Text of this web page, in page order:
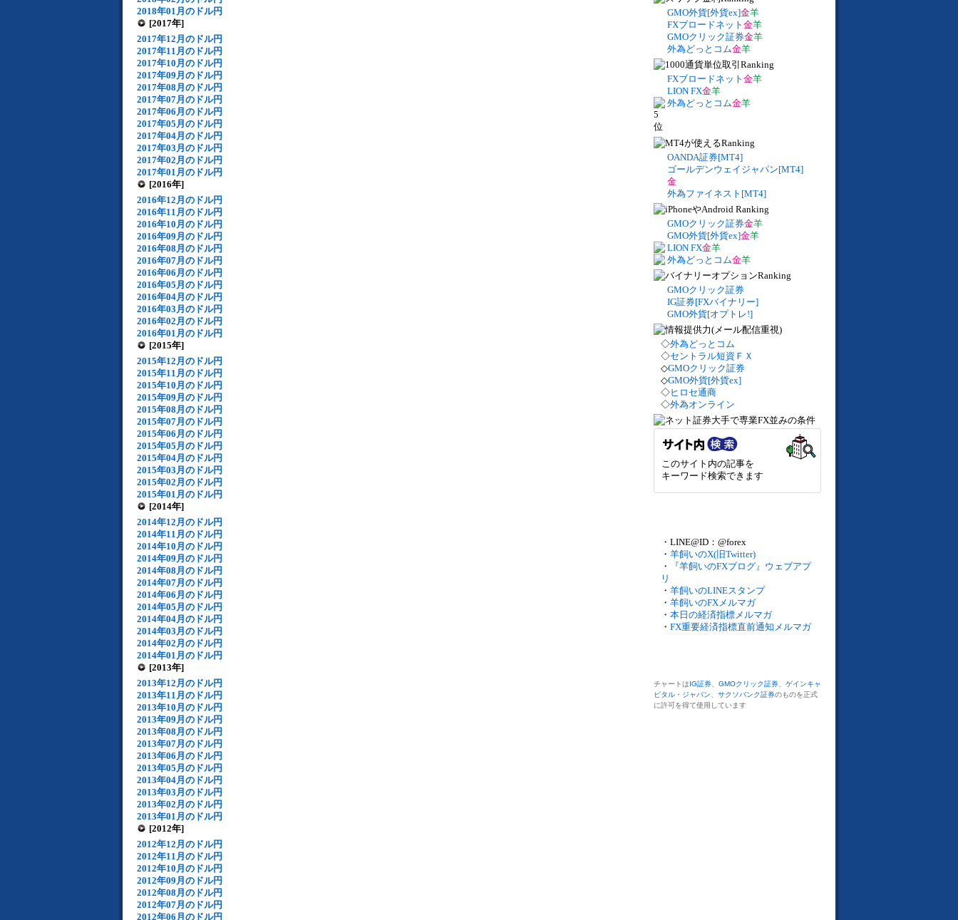
2018年01月のドル円
[2017年]
2017年12月のドル円
2017年11月のドル円
2017年10月のドル円
2017年09月のドル円
2017年08月のドル円
2017年07月のドル円
2017年06月のドル円
2017年05月のドル円
2017年04月のドル円
2017年03月のドル円
2017年02月のドル円
2017年01月のドル円
[2016年]
2016年12月のドル円
2016年11月のドル円
2016年10月のドル円
2016年09月のドル円
2016年08月のドル円
2016年07月のドル円
2016年06月のドル円
2016年05月のドル円
2016年04月のドル円
2016年03月のドル円
2016年02月のドル円
2016年01月のドル円
[2015年]
2015年12月のドル円
2015年11月のドル円
2015年10月のドル円
2015年09月のドル円
2015年08月のドル円
2015年07月のドル円
2015年06月のドル円
2015年05月のドル円
2015年04月のドル円
2015年03月のドル円
2015年02月のドル円
2015年01月のドル円
[2014年]
2014年12月のドル円
2014年11月のドル円
2014年10月のドル円
2014年09月のドル円
2014年08月のドル円
2014年07月のドル円
2014年06月のドル円
2014年05月のドル円
2014年04月のドル円
2014年03月のドル円
2014年02月のドル円
2014年01月のドル円
[2013年]
2013年12月のドル円
2013年11月のドル円
2013年10月のドル円
2013年09月のドル円
2013年08月のドル円
2013年07月のドル円
2013年06月のドル円
2013年05月のドル円
2013年04月のドル円
2013年03月のドル円
2013年02月のドル円
2013年01月のドル円
[2012年]
2012年12月のドル円
2012年11月のドル円
2012年10月のドル円
2012年09月のドル円
2012年08月のドル円
2012年07月のドル円
2012年06月のドル円
GMO外貨[外貨ex]金羊
FXブロードネット 金羊
GMOクリック証券金羊
外為どっとコム金羊
FXブロードネット 金羊
LION FX金羊
外為どっとコム金羊
OANDA証券[MT4]
ゴールデンウェイジャパン[MT4]
金
外為ファイネスト[MT4]
GMOクリック証券金羊
GMO外貨[外貨ex]金羊
LION FX金羊
外為どっとコム金羊
GMOクリック証券
IG証券[FXバイナリー]
GMO外貨[オプトレ!]
◇外為どっとコム
◇セントラル短資ＦＸ
◇GMOクリック証券
◇GMO外貨[外貨ex]
◇ヒロセ通商
◇外為オンライン
このサイト内の記事を
キーワード検索できます
・LINE@ID：@forex
・ 羊飼いのX(旧Twitter)
・
『羊飼いのFXブログ』ウェブアプ
リ
・ 羊飼いのLINEスタンプ
・ 羊飼いのFXメルマガ
・ 本日の経済指標メルマガ
・ FX重要経済指標直前通知メルマガ
チャートはIG証券 GMOクリック証券
ゲインキャ
ピタル・ジャパン
サクソバンク証券のものを正式
に許可を得て使用しています